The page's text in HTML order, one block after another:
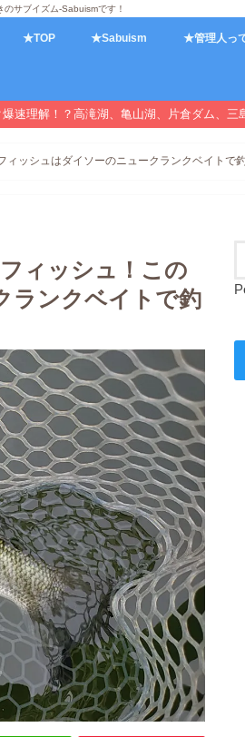
のサブイズム-Sabuismです！
★TOP ★Sabuism ★管理人っ
速理解！？高滝湖、亀山湖、片倉ダム、三
ッシュはダイソーのニュークランクベイトで
ィッシュ！この
ランクベイトで釣